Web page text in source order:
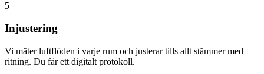
5
Injustering
Vi mäter luftflöden i varje rum och justerar tills allt stämmer med
ritning. Du får ett digitalt protokoll.